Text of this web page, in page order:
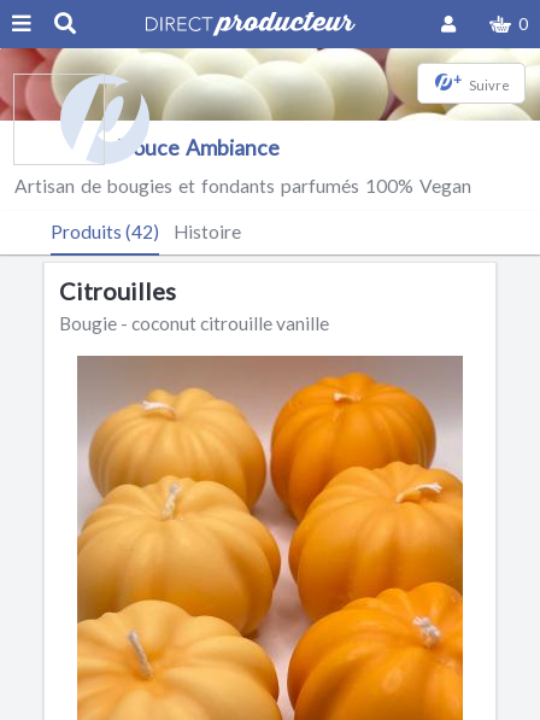
0
+ Suivre
Douce Ambiance
Artisan de bougies et fondants parfumés 100% Vegan
Produits (42) Histoire
Citrouilles
Bougie - coconut citrouille vanille